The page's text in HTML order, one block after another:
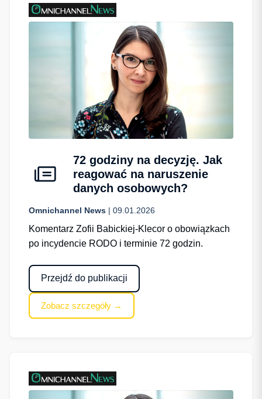
72 godziny na decyzję. Jak
reagować na naruszenie
danych osobowych?
Omnichannel News | 09.01.2026
Komentarz Zofii Babickiej-Klecor o obowiązkach
po incydencie RODO i terminie 72 godzin.
Przejdź do publikacji
Zobacz szczegóły →